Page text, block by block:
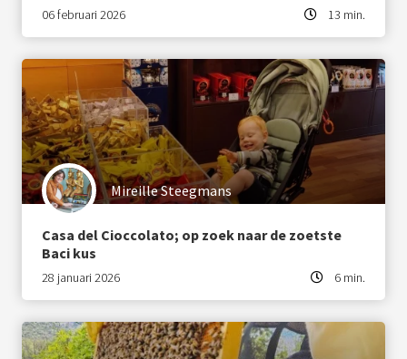
06 februari 2026 13 min.
Mireille Steegmans
Casa del Cioccolato; op zoek naar de zoetste
Baci kus
28 januari 2026 6 min.